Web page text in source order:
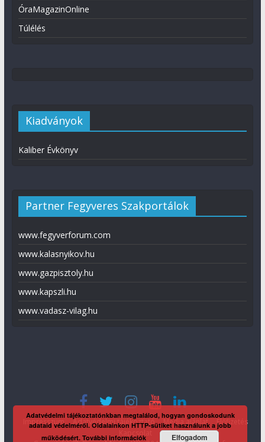
ÓraMagazinOnline
Túlélés
Kiadványok
Kaliber Évkönyv
Partner Fegyveres Szakportálok
www.fegyverforum.com
www.kalasnyikov.hu
www.gazpisztoly.hu
www.kapszli.hu
www.vadasz-vilag.hu
Impresszum Adatvédelmi tájékoztató Média ajánlat
Előfizetés
Adatvédelmi tájékoztatónkban megtalálod, hogyan gondoskodunk
adataid védelméről. Oldalainkon HTTP-sütiket használunk a jobb
működésért.További információk Elfogadom